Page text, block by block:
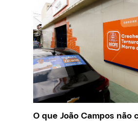
O que João Campos não